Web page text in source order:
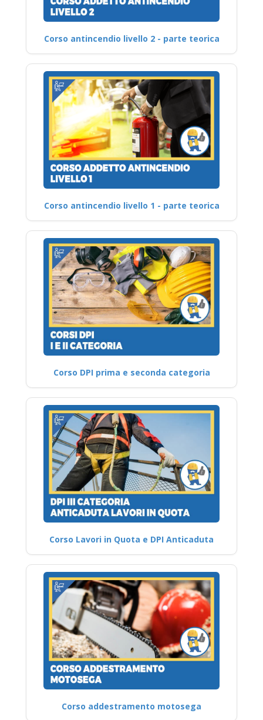
Corso antincendio livello 2 - parte teorica
Corso antincendio livello 1 - parte teorica
Corso DPI prima e seconda categoria
Corso Lavori in Quota e DPI Anticaduta
Corso addestramento motosega